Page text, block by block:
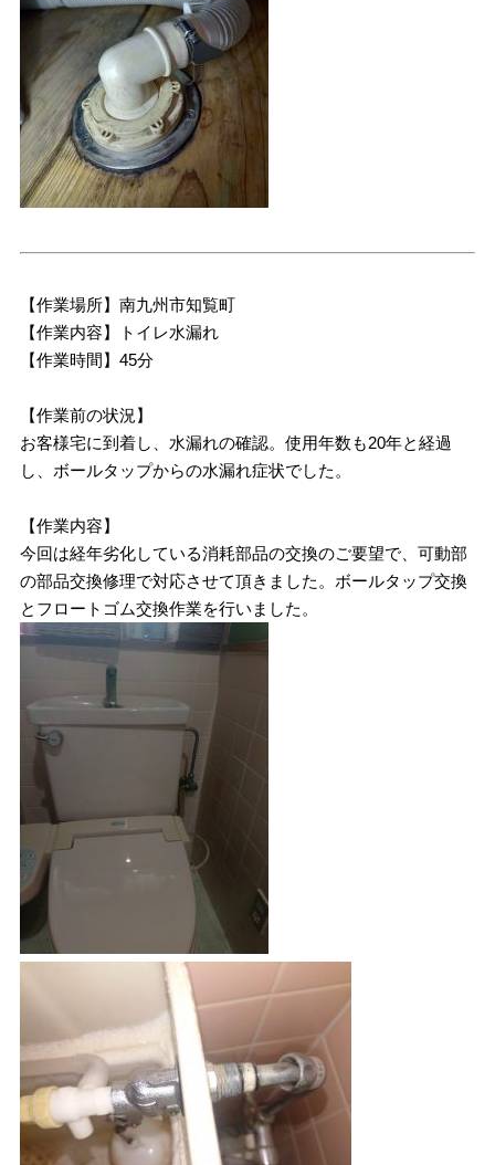
【作業場所】南九州市知覧町
【作業内容】トイレ水漏れ
【作業時間】45分
【作業前の状況】
お客様宅に到着し、水漏れの確認。使用年数も20年と経過
し、ボールタップからの水漏れ症状でした。
【作業内容】
今回は経年劣化している消耗部品の交換のご要望で、可動部
の部品交換修理で対応させて頂きました。ボールタップ交換
とフロートゴム交換作業を行いました。